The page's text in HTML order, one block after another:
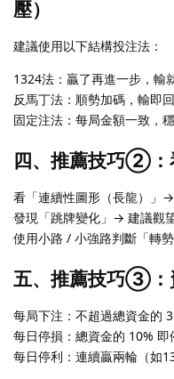
壓）
建議使用以下結構投注法：
1324法：贏了再進一步，輸
反馬丁法：順勢加碼，輸即
固定注法：每局金額一致，
四、推薦技巧②：
看「連續性圖形（長龍）」
發現「跳牌變化」→ 建議觀
使用小路 / 小強路判斷「轉
五、推薦技巧③：
每局下注：不超過總資金的
每日停損：總資金的 10% 即
每日停利：連續贏兩輪（如